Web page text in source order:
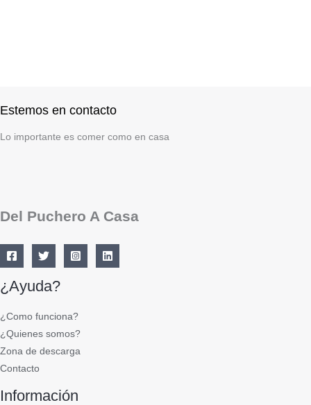
Estemos en contacto
Lo importante es comer como en casa
Del Puchero A Casa
¿Ayuda?
¿Como funciona?
¿Quienes somos?
Zona de descarga
Contacto
Información